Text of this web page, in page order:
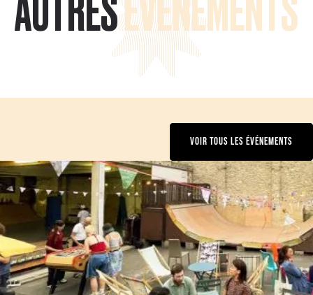
AUTRESÉVÉNEMENTS
VOIR TOUS LES ÉVÉNEMENTS